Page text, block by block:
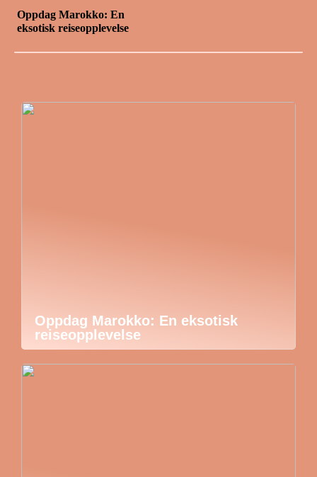
Oppdag Marokko: En
eksotisk reiseopplevelse
Oppdag Marokko: En eksotisk
reiseopplevelse